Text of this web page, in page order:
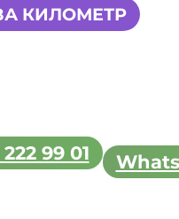
КИЛОМЕТР
99 01